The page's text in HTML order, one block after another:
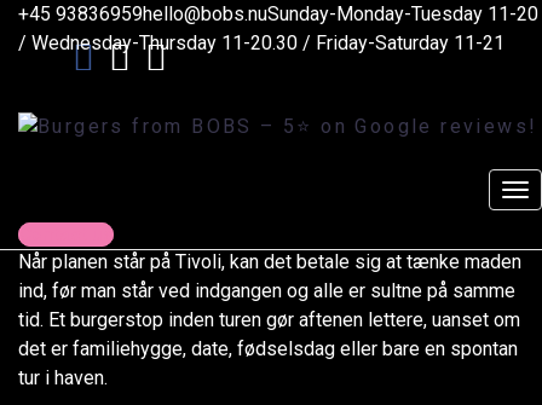
+45 93836959hello@bobs.nuSunday-Monday-Tuesday 11-20
/ Wednesday-Thursday 11-20.30 / Friday-Saturday 11-21
Contact us
Burgers from BOBS - 5⭐️ on Google reviews!>Blog>Artikler>
Burger før Tivoli i København K
Når planen står på Tivoli, kan det betale sig at tænke maden
ind, før man står ved indgangen og alle er sultne på samme
tid. Et burgerstop inden turen gør aftenen lettere, uanset om
det er familiehygge, date, fødselsdag eller bare en spontan
tur i haven.